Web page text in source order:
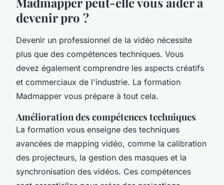
devenir pro ?
Devenir un professionnel de la vidéo nécessite
plus que des compétences techniques. Vous
devez également comprendre les aspects créatifs
et commerciaux de l'industrie. La formation
Madmapper vous prépare à tout cela.
Amélioration des compétences techniques
La formation vous enseigne des techniques
avancées de mapping vidéo, comme la calibration
des projecteurs, la gestion des masques et la
synchronisation des vidéos. Ces compétences